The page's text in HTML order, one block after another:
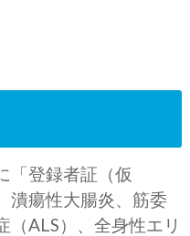
「登録者証（仮
潰瘍性大腸炎、筋委
（ALS）、全身性エリ